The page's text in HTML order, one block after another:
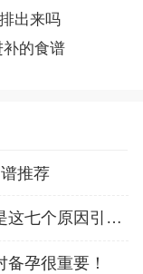
出来吗
的食谱
推荐
承间穴疼是什么原因，可能是这七个原因引起的
孕很重要！